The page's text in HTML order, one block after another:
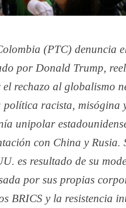
(PTC) denuncia
por Donald Trump,
rechazo al globalismo
política racista, misógina
unipolar
con China y Rusia.
es resultado de su
por sus propias
BRICS y la resistencia